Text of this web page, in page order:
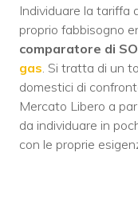
Individuare la tariffa
proprio fabbisogno
comparatore di
gas . Si tratta di un
domestici di
Mercato Libero a
da individuare in
con le proprie